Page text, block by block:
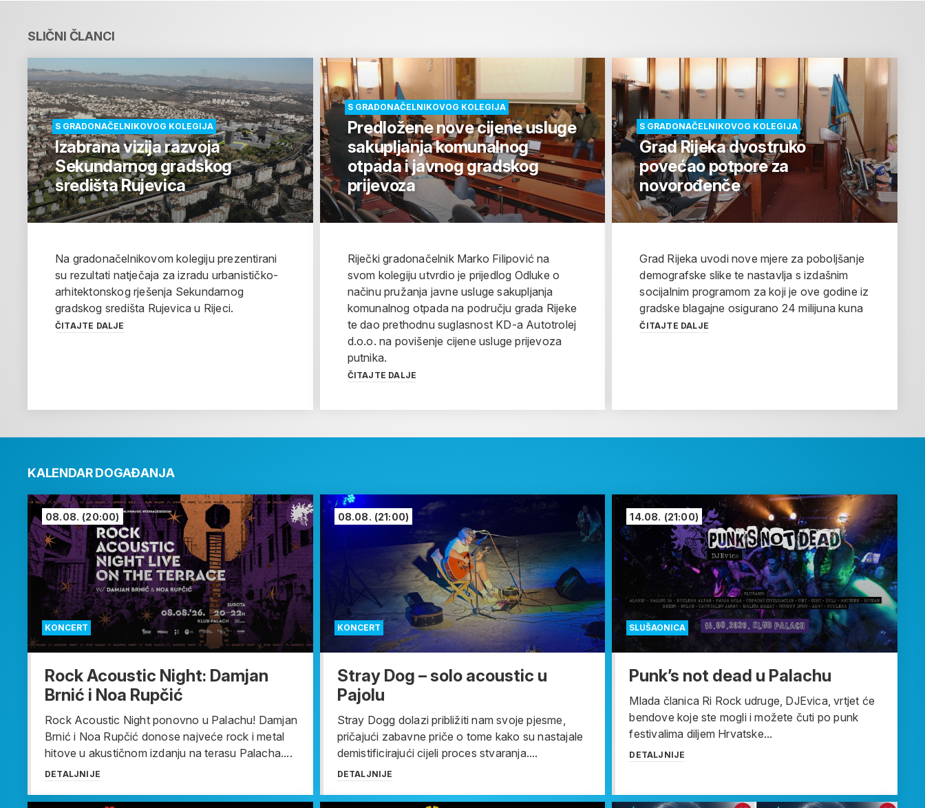
SLIČNI ČLANCI
S GRADONAČELNIKOVOG KOLEGIJA
Izabrana vizija razvoja
Sekundarnog gradskog
središta Rujevica
Na gradonačelnikovom kolegiju prezentirani
su rezultati natječaja za izradu urbanističko-
arhitektonskog rješenja Sekundarnog
gradskog središta Rujevica u Rijeci.
ČITAJTE DALJE
S GRADONAČELNIKOVOG KOLEGIJA
Predložene nove cijene usluge
sakupljanja komunalnog
otpada i javnog gradskog
prijevoza
Riječki gradonačelnik Marko Filipović na
svom kolegiju utvrdio je prijedlog Odluke o
načinu pružanja javne usluge sakupljanja
komunalnog otpada na području grada Rijeke
te dao prethodnu suglasnost KD-a Autotrolej
d.o.o. na povišenje cijene usluge prijevoza
putnika.
ČITAJTE DALJE
S GRADONAČELNIKOVOG KOLEGIJA
Grad Rijeka dvostruko
povećao potpore za
novorođenče
Grad Rijeka uvodi nove mjere za poboljšanje
demografske slike te nastavlja s izdašnim
socijalnim programom za koji je ove godine iz
gradske blagajne osigurano 24 milijuna kuna
ČITAJTE DALJE
KALENDAR DOGAĐANJA
KONCERT
08.08. (20:00)
Rock Acoustic Night: Damjan
Brnić i Noa Rupčić
Rock Acoustic Night ponovno u Palachu! Damjan
Brnić i Noa Rupčić donose najveće rock i metal
hitove u akustičnom izdanju na terasu Palacha....
DETALJNIJE
KONCERT
08.08. (21:00)
Stray Dog – solo acoustic u
Pajolu
Stray Dogg dolazi približiti nam svoje pjesme,
pričajući zabavne priče o tome kako su nastajale
demistificirajući cijeli proces stvaranja....
DETALJNIJE
SLUŠAONICA
14.08. (21:00)
Punk’s not dead u Palachu
Mlada članica Ri Rock udruge, DJEvica, vrtjet će
bendove koje ste mogli i možete čuti po punk
festivalima diljem Hrvatske...
DETALJNIJE